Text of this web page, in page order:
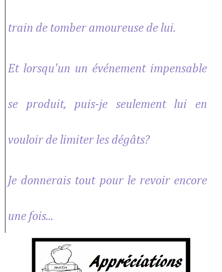
train de tomber amoureuse de lui.
Et lorsqu'un un événement impensable
se produit, puis-je seulement lui en
vouloir de limiter les dégâts?
Je donnerais tout pour le revoir encore
une fois...